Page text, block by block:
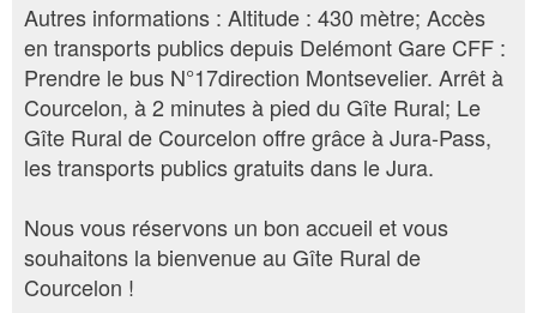
Autres informations : Altitude : 430 mètre; Accès
en transports publics depuis Delémont Gare CFF :
Prendre le bus N°17direction Montsevelier. Arrêt à
Courcelon, à 2 minutes à pied du Gîte Rural; Le
Gîte Rural de Courcelon offre grâce à Jura-Pass,
les transports publics gratuits dans le Jura.
Nous vous réservons un bon accueil et vous
souhaitons la bienvenue au Gîte Rural de
Courcelon !